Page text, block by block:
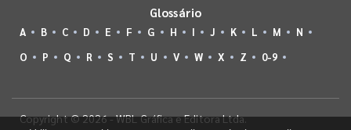
Glossário
A B C D E F G H I J K L M
N
O
P Q R S T U V W X Z 0-9
Copyright © 2026 - WBL Gráfica e Editora Ltda.